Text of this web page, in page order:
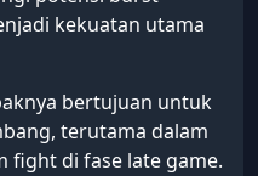
kekuatan utama
bertujuan untuk
terutama dalam
fight di fase late game.